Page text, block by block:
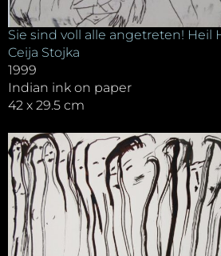
Sie sind voll alle angetreten! Heil
Ceija Stojka
1999
Indian ink on paper
42 x 29.5 cm